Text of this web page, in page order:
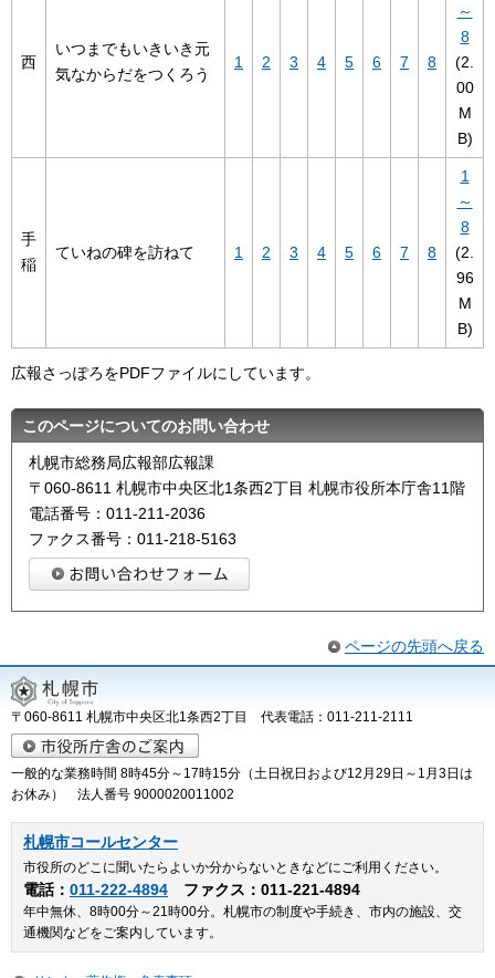
西
いつまでもいきいき元
気なからだをつくろう
1 2 3 4 5 6 7 8
～
8
(2.
00
M
B)
手
稲
ていねの碑を訪ねて 1 2 3 4 5 6 7 8
1
～
8
(2.
96
M
B)
広報さっぽろをPDFファイルにしています。
このページについてのお問い合わせ
札幌市総務局広報部広報課
〒060-8611 札幌市中央区北1条西2丁目 札幌市役所本庁舎11階
電話番号：011-211-2036
ファクス番号：011-218-5163
ページの先頭へ戻る
〒060-8611 札幌市中央区北1条西2丁目 代表電話：011-211-2111
一般的な業務時間 8時45分～17時15分（土日祝日および12月29日～1月3日は
お休み） 法人番号 9000020011002
札幌市コールセンター
市役所のどこに聞いたらよいか分からないときなどにご利用ください。
電話： 011-222-4894 ファクス：011-221-4894
年中無休、8時00分～21時00分。札幌市の制度や手続き、市内の施設、交
通機関などをご案内しています。